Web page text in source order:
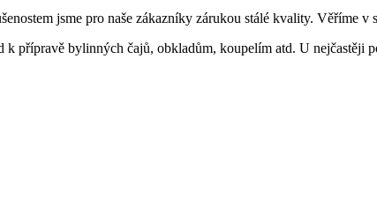
jsme pro naše zákazníky zárukou stálé kvality. Věříme v
přípravě bylinných čajů, obkladům, koupelím atd. U nejčastěji